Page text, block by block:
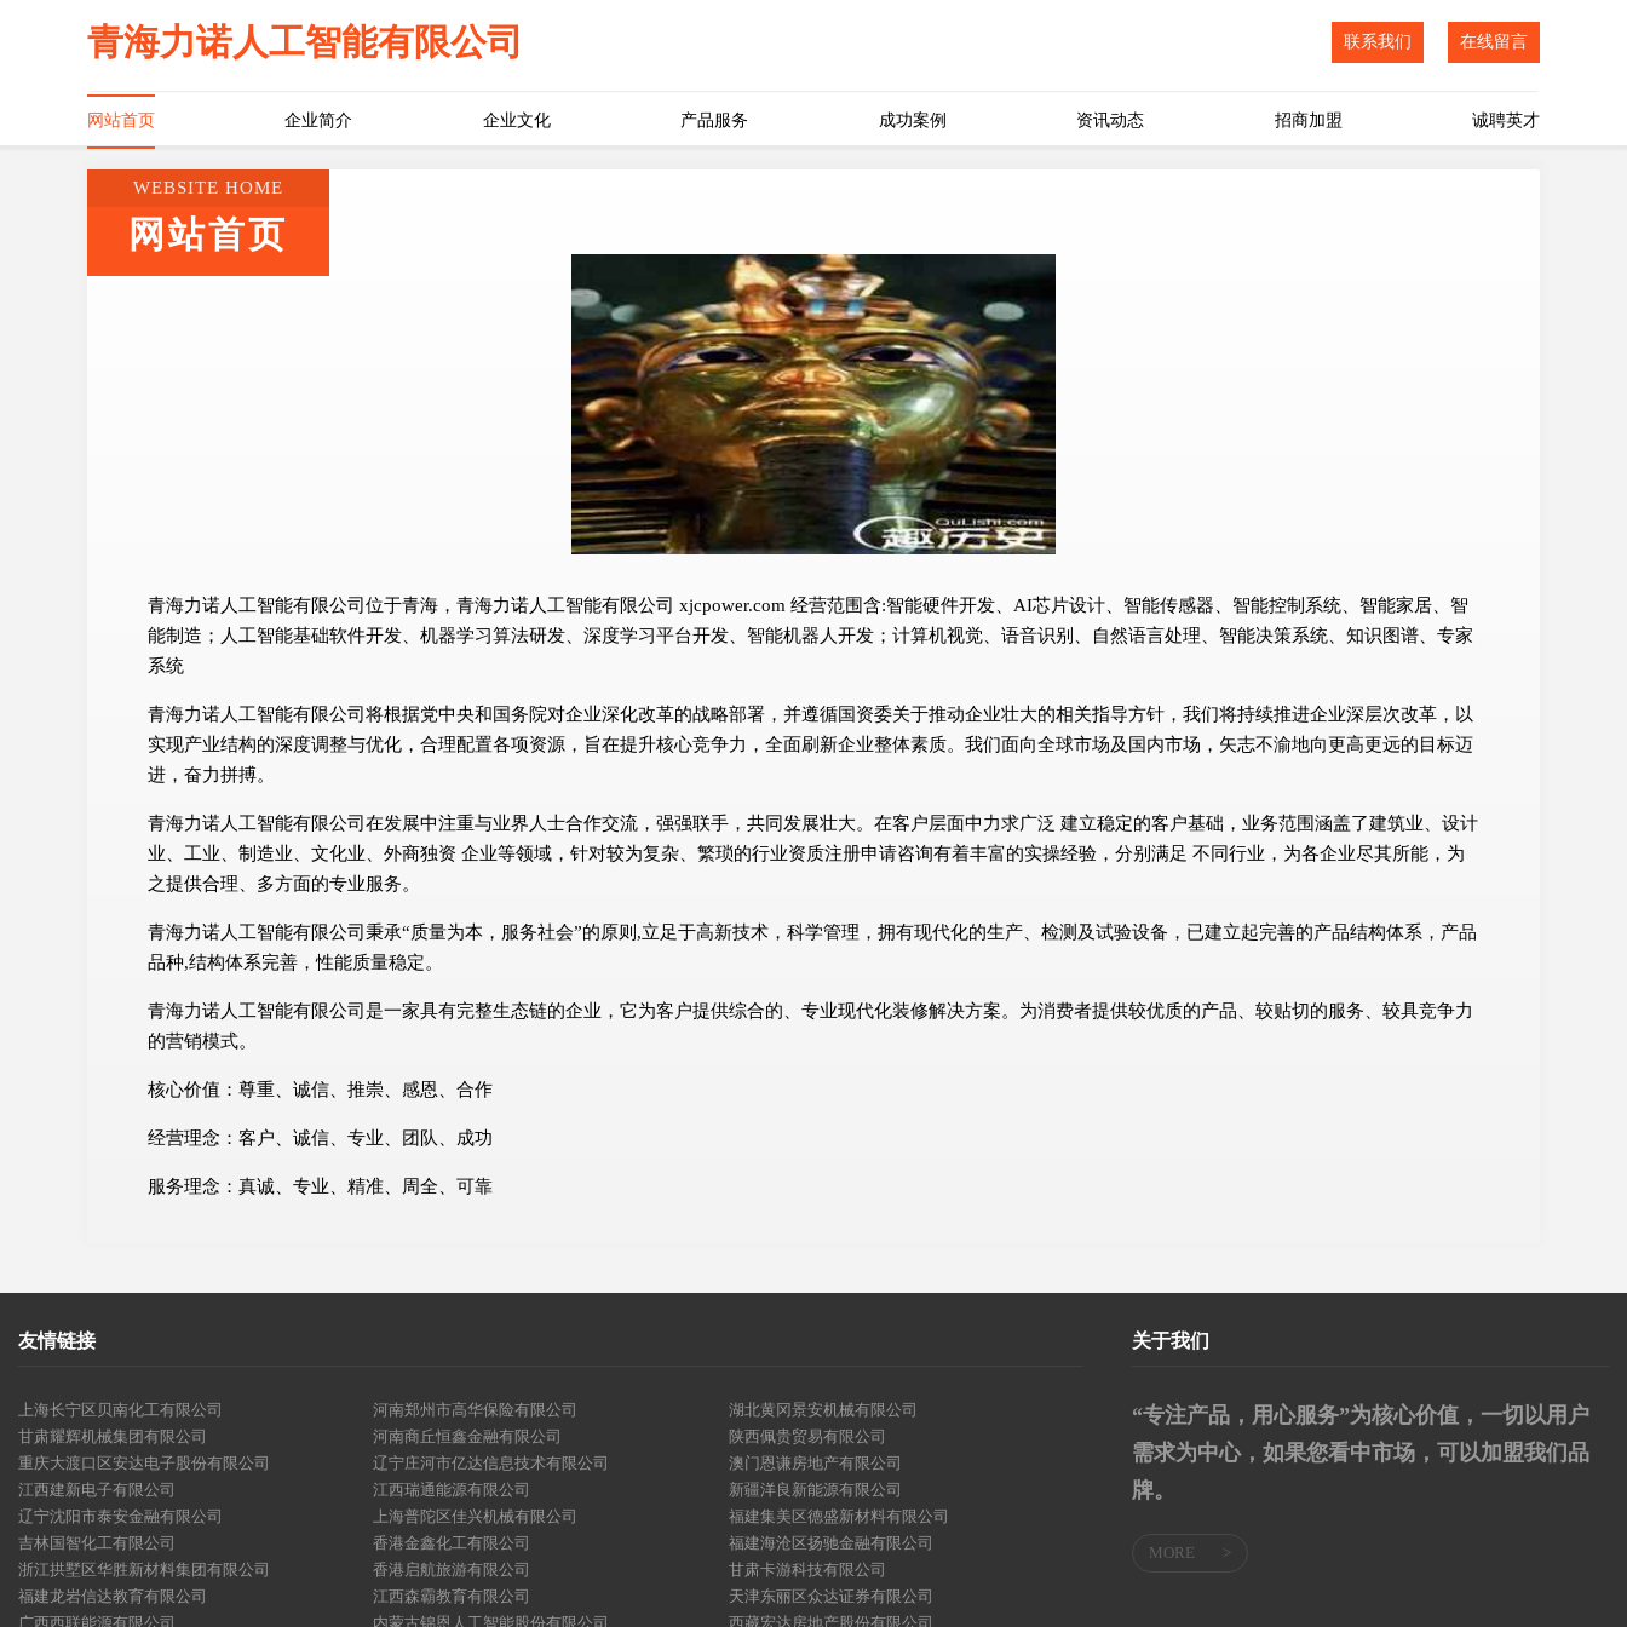
青海力诺人工智能有限公司 联系我们 在线留言
网站首页 企业简介 企业文化 产品服务 成功案例 资讯动态 招商加盟 诚聘英才
WEBSITE HOME
网站首页
青海力诺人工智能有限公司位于青海，青海力诺人工智能有限公司 xjcpower.com 经营范围含:智能硬件开发、AI芯片设计、智能传感器、智能控制系统、智能家居、智
能制造；人工智能基础软件开发、机器学习算法研发、深度学习平台开发、智能机器人开发；计算机视觉、语音识别、自然语言处理、智能决策系统、知识图谱、专家
系统
青海力诺人工智能有限公司将根据党中央和国务院对企业深化改革的战略部署，并遵循国资委关于推动企业壮大的相关指导方针，我们将持续推进企业深层次改革，以
实现产业结构的深度调整与优化，合理配置各项资源，旨在提升核心竞争力，全面刷新企业整体素质。我们面向全球市场及国内市场，矢志不渝地向更高更远的目标迈
进，奋力拼搏。
青海力诺人工智能有限公司在发展中注重与业界人士合作交流，强强联手，共同发展壮大。在客户层面中力求广泛 建立稳定的客户基础，业务范围涵盖了建筑业、设计
业、工业、制造业、文化业、外商独资 企业等领域，针对较为复杂、繁琐的行业资质注册申请咨询有着丰富的实操经验，分别满足 不同行业，为各企业尽其所能，为
之提供合理、多方面的专业服务。
青海力诺人工智能有限公司秉承“质量为本，服务社会”的原则,立足于高新技术，科学管理，拥有现代化的生产、检测及试验设备，已建立起完善的产品结构体系，产品
品种,结构体系完善，性能质量稳定。
青海力诺人工智能有限公司是一家具有完整生态链的企业，它为客户提供综合的、专业现代化装修解决方案。为消费者提供较优质的产品、较贴切的服务、较具竞争力
的营销模式。
核心价值：尊重、诚信、推崇、感恩、合作
经营理念：客户、诚信、专业、团队、成功
服务理念：真诚、专业、精准、周全、可靠
友情链接
上海长宁区贝南化工有限公司 河南郑州市高华保险有限公司
湖北黄冈景安机械有限公司
甘肃耀辉机械集团有限公司
河南商丘恒鑫金融有限公司
陕西佩贵贸易有限公司
重庆大渡口区安达电子股份有限公司
辽宁庄河市亿达信息技术有限公司
澳门恩谦房地产有限公司
江西建新电子有限公司
江西瑞通能源有限公司
新疆洋良新能源有限公司
辽宁沈阳市泰安金融有限公司
上海普陀区佳兴机械有限公司
福建集美区德盛新材料有限公司
吉林国智化工有限公司
香港金鑫化工有限公司
福建海沧区扬驰金融有限公司
浙江拱墅区华胜新材料集团有限公司
香港启航旅游有限公司
甘肃卡游科技有限公司
福建龙岩信达教育有限公司
江西森霸教育有限公司
天津东丽区众达证券有限公司
广西西联能源有限公司
内蒙古锦恩人工智能股份有限公司 西藏宏达房地产股份有限公司
关于我们
“专注产品，用心服务”为核心价值，一切以用户
需求为中心，如果您看中市场，可以加盟我们品
牌。
MORE >